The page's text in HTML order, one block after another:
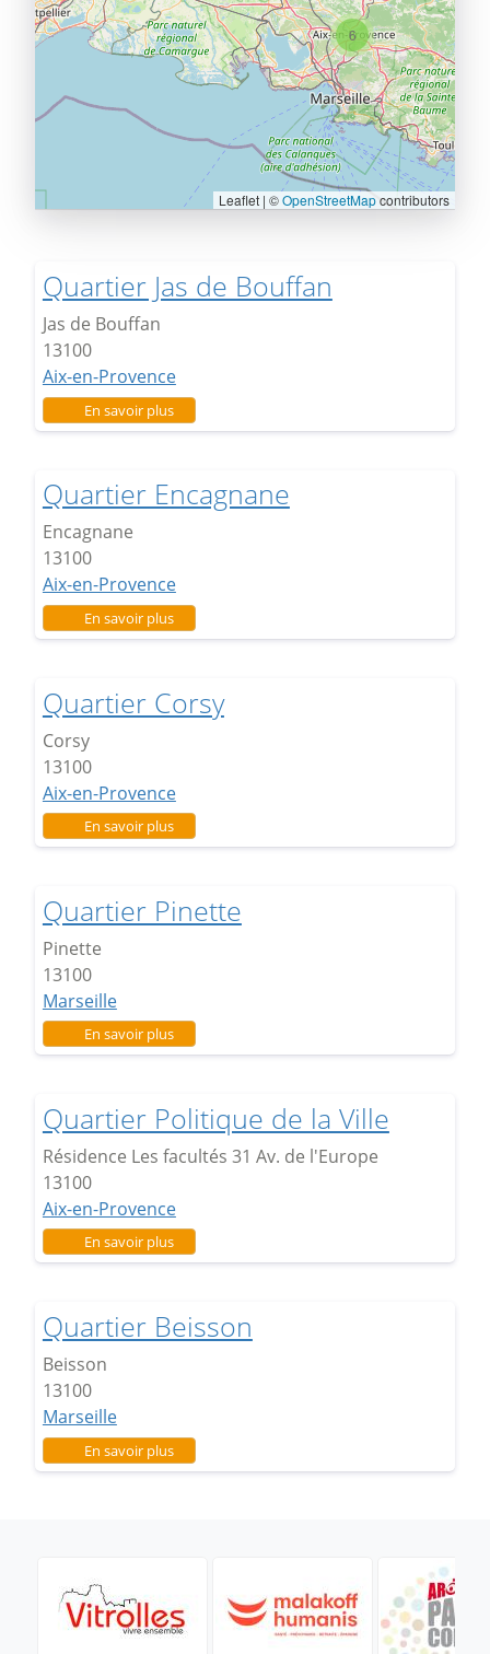
6
Leaflet | ©OpenStreetMapcontributors
Quartier Jas de Bouffan
Jas de Bouffan
13100
Aix-en-Provence
En savoir plussur Quartier Jas de Bouffan
Quartier Encagnane
Encagnane
13100
Aix-en-Provence
En savoir plussur Quartier Encagnane
Quartier Corsy
Corsy
13100
Aix-en-Provence
En savoir plussur Quartier Corsy
Quartier Pinette
Pinette
13100
Marseille
En savoir plussur Quartier Pinette
Quartier Politique de la Ville
Résidence Les facultés 31 Av. de l'Europe
13100
Aix-en-Provence
En savoir plussur Quartier Politique de la Ville
Quartier Beisson
Beisson
13100
Marseille
En savoir plussur Quartier Beisson